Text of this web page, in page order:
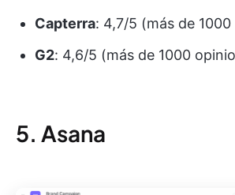
Capterra: 4,7/5 (más de 1000
G2: 4,6/5 (más de 1000
5. Asana